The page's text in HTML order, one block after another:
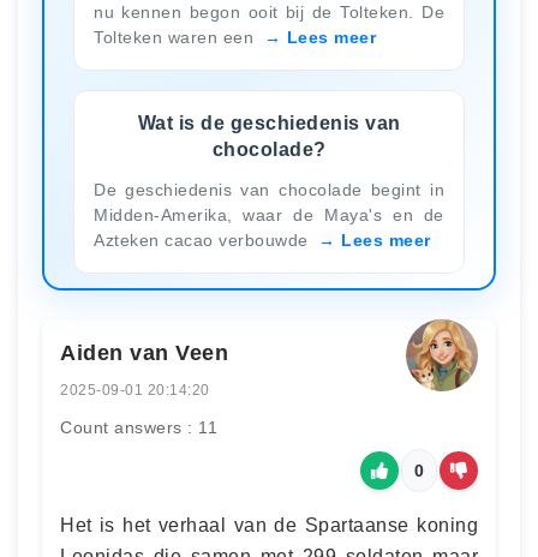
nu kennen begon ooit bij de Tolteken. De
Tolteken waren een
Lees meer
Wat is de geschiedenis van
chocolade?
De geschiedenis van chocolade begint in
Midden-Amerika, waar de Maya's en de
Azteken cacao verbouwde
Lees meer
Aiden van Veen
2025-09-01 20:14:20
Count answers : 11
0
Het is het verhaal van de Spartaanse koning